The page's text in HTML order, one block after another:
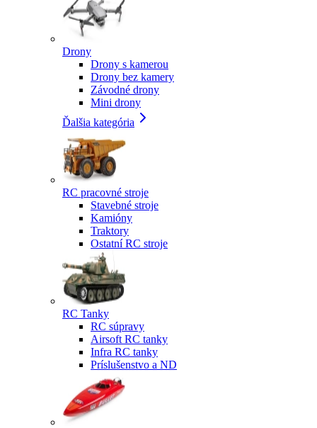
Drony
Drony s kamerou
Drony bez kamery
Závodné drony
Mini drony
Ďalšia kategória
RC pracovné stroje
Stavebné stroje
Kamióny
Traktory
Ostatní RC stroje
RC Tanky
RC súpravy
Airsoft RC tanky
Infra RC tanky
Príslušenstvo a ND